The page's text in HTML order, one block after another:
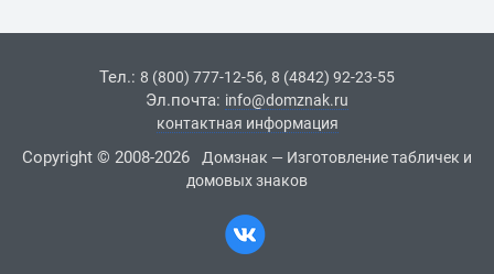
Тел.: 8 (800) 777-12-56, 8 (4842) 92-23-55
Эл.почта: info@domznak.ru
контактная информация
Copyright © 2008-2026
Домзнак — Изготовление табличек и
домовых знаков